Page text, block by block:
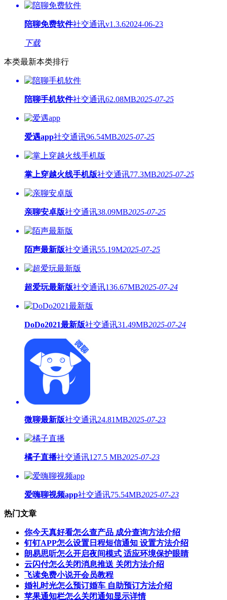
陪聊免费软件社交通讯v1.3.62024-06-23
下载
本类最新本类排行
陪聊手机软件社交通讯62.08MB2025-07-25
爱遇app社交通讯96.54MB2025-07-25
掌上穿越火线手机版社交通讯77.3MB2025-07-25
亲聊安卓版社交通讯38.09MB2025-07-25
陌声最新版社交通讯55.19M2025-07-25
超爱玩最新版社交通讯136.67MB2025-07-24
DoDo2021最新版社交通讯31.49MB2025-07-24
微聊最新版社交通讯24.81MB2025-07-23
橘子直播社交通讯127.5 MB2025-07-23
爱嗨聊视频app社交通讯75.54MB2025-07-23
热门文章
你今天真好看怎么查产品 成分查询方法介绍
钉钉APP怎么设置日程短信通知 设置方法介绍
朗易思听怎么开启夜间模式 适应环境保护眼睛
云闪付怎么关闭消息推送 关闭方法介绍
飞读免费小说开会员教程
婚礼时光怎么预订婚车 自助预订方法介绍
苹果通知栏怎么关闭通知显示详情